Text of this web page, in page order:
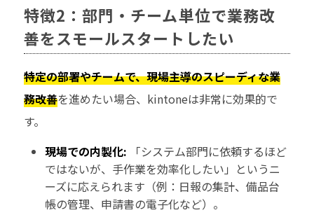
特徴2：部門・チーム単位で業務改
善をスモールスタートしたい
特定の部署やチームで、現場主導のスピーディな業
務改善を進めたい場合、kintoneは非常に効果的で
す。
現場での内製化: 「システム部門に依頼するほど
ではないが、手作業を効率化したい」というニ
ーズに応えられます（例：日報の集計、備品台
帳の管理、申請書の電子化など）。